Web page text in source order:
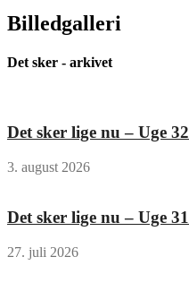
Billedgalleri
Det sker - arkivet
Det sker lige nu – Uge 32
3. august 2026
Det sker lige nu – Uge 31
27. juli 2026